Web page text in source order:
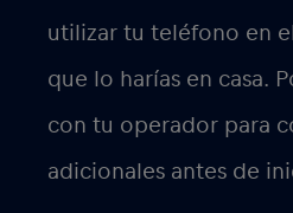
utilizar tu teléfono en
que lo harías en casa.
con tu operador para
adicionales antes de